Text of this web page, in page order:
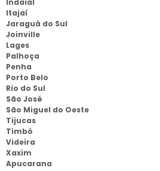
Indaial
Itajaí
Jaraguá do Sul
Joinville
Lages
Palhoça
Penha
Porto Belo
Rio do Sul
São José
São Miguel do Oeste
Tijucas
Timbó
Videira
Xaxim
Apucarana